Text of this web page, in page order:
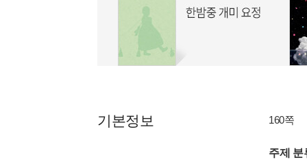
기본정보 160쪽
주제 분